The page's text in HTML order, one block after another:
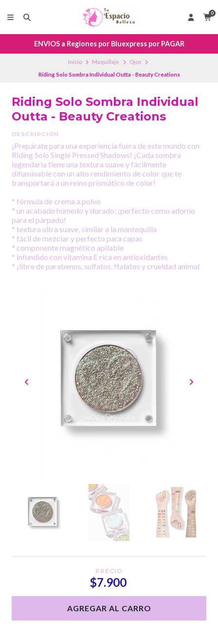
0
ENVIOS a Regiones por Bluexpress por PAGAR
Inicio Maquillaje
Ojos
Riding Solo Sombra Individual Outta - Beauty Creations
Riding Solo Sombra Individual
Outta - Beauty Creations
DESCRIPCIÓN
¡Prepárate para una experiencia fuera de este mundo con
Riding Solo Single Pressed Shadows! ¡Cada sombra
legendaria tiene una textura suave y fácilmente
difuminable con un alto rendimiento de color que te
transportará a un reino prismático de color!
* fórmula de crema a polvo
* un acabado húmedo y dorado: ¡perfecto como adorno
para el párpado!
* textura ultra suave, similar a la mantequilla
* fácil de mezclar y perfecto para capas
* componente magnético apilable
* infundido con vitamina E rica en antioxidantes
* ¡libre de parabenos, sulfatos, ftalatos y crueldad animal
PRECIO
$7.900
AGREGAR AL CARRO